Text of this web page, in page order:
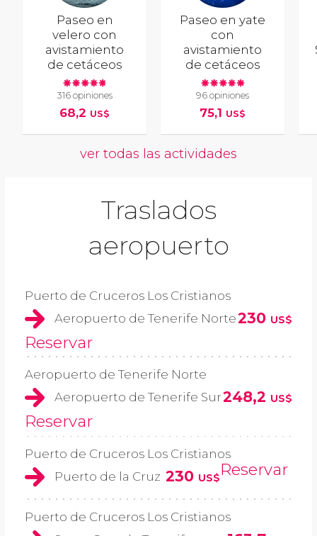
Paseo en
velero con
avistamiento
de cetáceos
316 opiniones
68,2 US$
Paseo en yate
con
avistamiento
de cetáceos
96 opiniones
75,1 US$
ver todas las actividades
Traslados
aeropuerto
Puerto de Cruceros Los Cristianos
Aeropuerto de Tenerife Norte230 US$
Reservar
Aeropuerto de Tenerife Norte
Aeropuerto de Tenerife Sur248,2 US$
Reservar
Puerto de Cruceros Los Cristianos
Puerto de la Cruz 230 US$Reservar
Puerto de Cruceros Los Cristianos